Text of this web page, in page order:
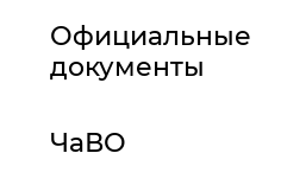
Официальные
документы
ЧаВО